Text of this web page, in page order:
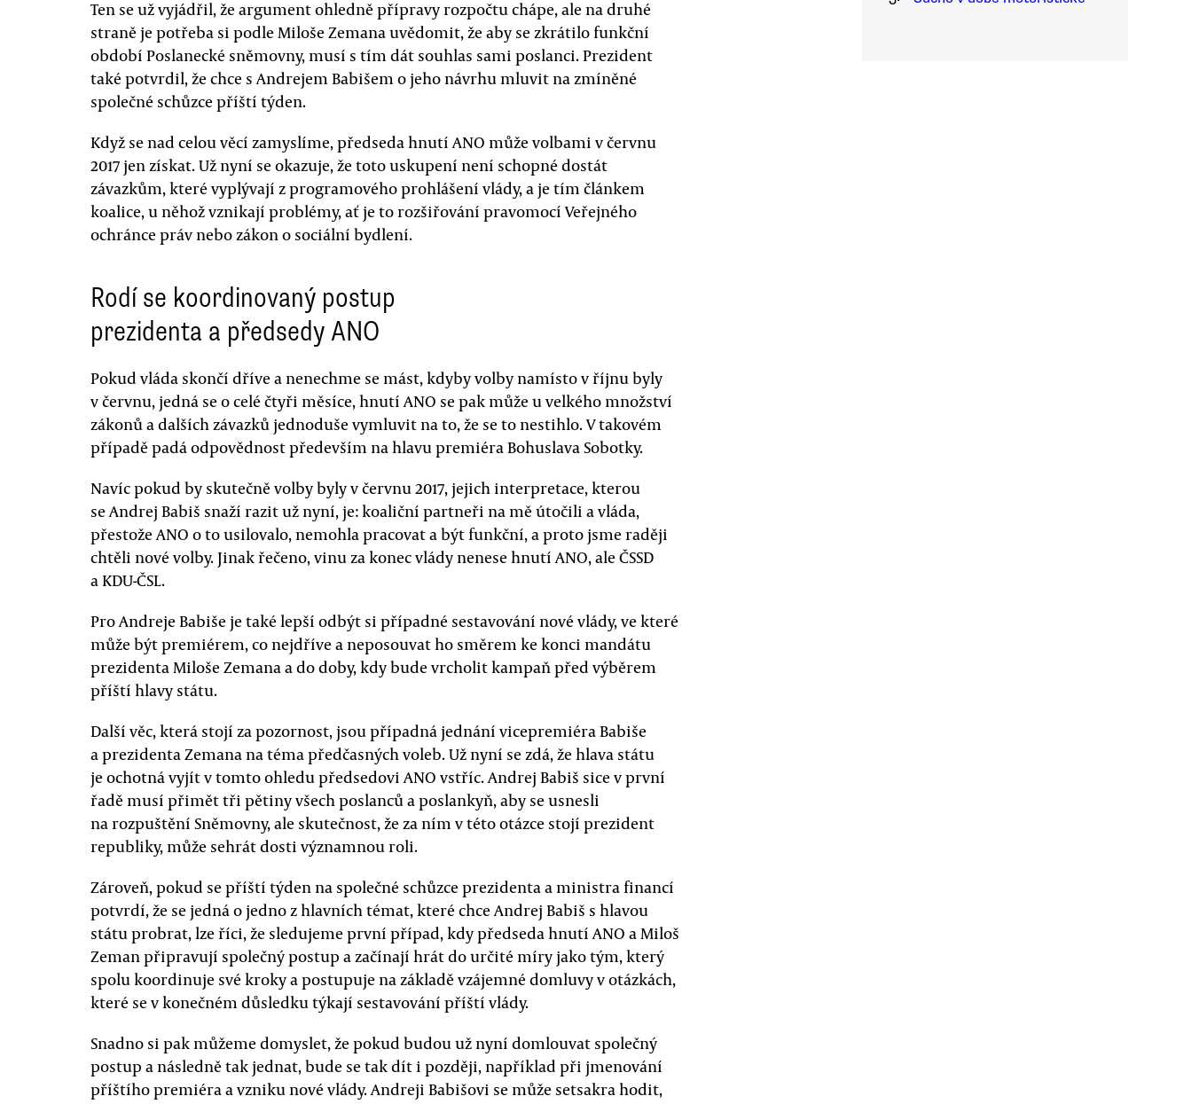
Ten se už vyjádřil, že argument ohledně přípravy rozpočtu chápe, ale na druhé
straně je potřeba si podle Miloše Zemana uvědomit, že aby se zkrátilo funkční
období Poslanecké sněmovny, musí s tím dát souhlas sami poslanci. Prezident
také potvrdil, že chce s Andrejem Babišem o jeho návrhu mluvit na zmíněné
společné schůzce příští týden.
Když se nad celou věcí zamyslíme, předseda hnutí ANO může volbami v červnu
2017 jen získat. Už nyní se okazuje, že toto uskupení není schopné dostát
závazkům, které vyplývají z programového prohlášení vlády, a je tím článkem
koalice, u něhož vznikají problémy, ať je to rozšiřování pravomocí Veřejného
ochránce práv nebo zákon o sociální bydlení.
Rodí se koordinovaný postup
prezidenta a předsedy ANO
Pokud vláda skončí dříve a nenechme se mást, kdyby volby namísto v říjnu byly
v červnu, jedná se o celé čtyři měsíce, hnutí ANO se pak může u velkého množství
zákonů a dalších závazků jednoduše vymluvit na to, že se to nestihlo. V takovém
případě padá odpovědnost především na hlavu premiéra Bohuslava Sobotky.
Navíc pokud by skutečně volby byly v červnu 2017, jejich interpretace, kterou
se Andrej Babiš snaží razit už nyní, je: koaliční partneři na mě útočili a vláda,
přestože ANO o to usilovalo, nemohla pracovat a být funkční, a proto jsme raději
chtěli nové volby. Jinak řečeno, vinu za konec vlády nenese hnutí ANO, ale ČSSD
a KDU-ČSL.
Pro Andreje Babiše je také lepší odbýt si případné sestavování nové vlády, ve které
může být premiérem, co nejdříve a neposouvat ho směrem ke konci mandátu
prezidenta Miloše Zemana a do doby, kdy bude vrcholit kampaň před výběrem
příští hlavy státu.
Další věc, která stojí za pozornost, jsou případná jednání vicepremiéra Babiše
a prezidenta Zemana na téma předčasných voleb. Už nyní se zdá, že hlava státu
je ochotná vyjít v tomto ohledu předsedovi ANO vstříc. Andrej Babiš sice v první
řadě musí přimět tři pětiny všech poslanců a poslankyň, aby se usnesli
na rozpuštění Sněmovny, ale skutečnost, že za ním v této otázce stojí prezident
republiky, může sehrát dosti významnou roli.
Zároveň, pokud se příští týden na společné schůzce prezidenta a ministra financí
potvrdí, že se jedná o jedno z hlavních témat, které chce Andrej Babiš s hlavou
státu probrat, lze říci, že sledujeme první případ, kdy předseda hnutí ANO a Miloš
Zeman připravují společný postup a začínají hrát do určité míry jako tým, který
spolu koordinuje své kroky a postupuje na základě vzájemné domluvy v otázkách,
které se v konečném důsledku týkají sestavování příští vlády.
Snadno si pak můžeme domyslet, že pokud budou už nyní domlouvat společný
postup a následně tak jednat, bude se tak dít i později, například při jmenování
příštího premiéra a vzniku nové vlády. Andreji Babišovi se může setsakra hodit,